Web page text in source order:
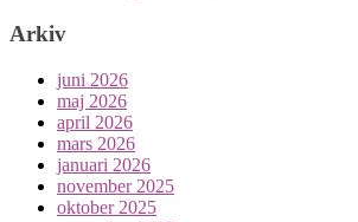
Arkiv
juni 2026
maj 2026
april 2026
mars 2026
januari 2026
november 2025
oktober 2025